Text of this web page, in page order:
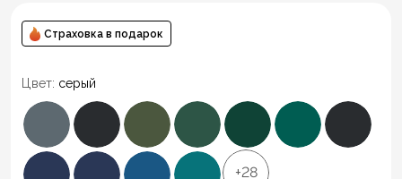
Страховка в подарок
Цвет: серый
+28